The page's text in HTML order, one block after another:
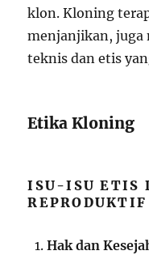
klon. Kloning
menjanjikan, juga
teknis dan etis
Etika Kloning
ISU-ISU ETIS
REPRODUKTIF
Hak dan